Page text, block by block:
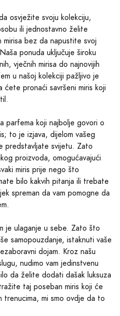
osvježite svoju kolekciju,
ili jednostavno želite
bez da napustite svoj
ponuda uključuje široku
vječnih mirisa do najnovijih
u našoj kolekciji pažljivo je
ćete pronaći savršeni miris koji
parfema koji najbolje govori o
to je izjava, dijelom vašeg
predstavljate svijetu. Zato
proizvoda, omogućavajući
miris prije nego što
bilo kakvih pitanja ili trebate
spreman da vam pomogne da
je ulaganje u sebe. Zato što
samopouzdanje, istaknuti vaše
dojam. Kroz našu
nudimo vam jedinstvenu
da želite dodati dašak luksuza
taj poseban miris koji će
trenucima, mi smo ovdje da to